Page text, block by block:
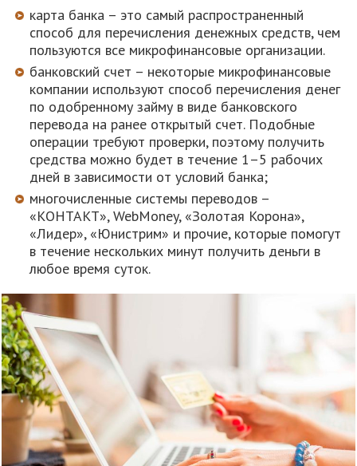
карта банка – это самый распространенный
способ для перечисления денежных средств, чем
пользуются все микрофинансовые организации.
банковский счет – некоторые микрофинансовые
компании используют способ перечисления денег
по одобренному займу в виде банковского
перевода на ранее открытый счет. Подобные
операции требуют проверки, поэтому получить
средства можно будет в течение 1–5 рабочих
дней в зависимости от условий банка;
многочисленные системы переводов –
«KОНТАКТ», WebMoney, «Золотая Корона»,
«Лидер», «Юнистрим» и прочие, которые помогут
в течение нескольких минут получить деньги в
любое время суток.